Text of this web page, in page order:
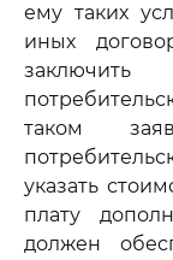
ему таких
иных
таком
указать
плату
должен